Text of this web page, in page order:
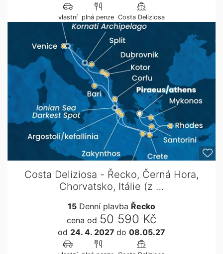
vlastní plná penze Costa Deliziosa
Costa Deliziosa - Řecko, Černá Hora,
Chorvatsko, Itálie (z …
15 Denní plavba Řecko
cena od 50 590 Kč
od 24. 4. 2027 do 08.05.27